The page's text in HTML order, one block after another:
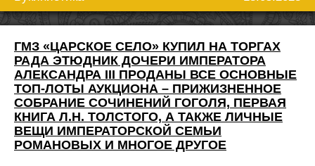
ГМЗ «ЦАРСКОЕ СЕЛО» КУПИЛ НА ТОРГАХ
РАДА ЭТЮДНИК ДОЧЕРИ ИМПЕРАТОРА
АЛЕКСАНДРА III ПРОДАНЫ ВСЕ ОСНОВНЫЕ
ТОП-ЛОТЫ АУКЦИОНА – ПРИЖИЗНЕННОЕ
СОБРАНИЕ СОЧИНЕНИЙ ГОГОЛЯ, ПЕРВАЯ
КНИГА Л.Н. ТОЛСТОГО, А ТАКЖЕ ЛИЧНЫЕ
ВЕЩИ ИМПЕРАТОРСКОЙ СЕМЬИ
РОМАНОВЫХ И МНОГОЕ ДРУГОЕ